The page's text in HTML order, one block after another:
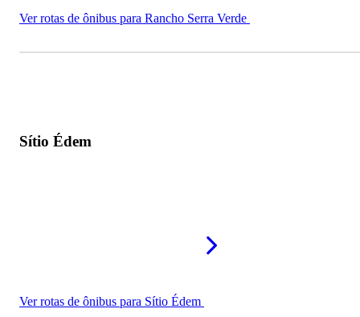
Ver rotas de ônibus para Rancho Serra Verde
Sítio Édem
Ver rotas de ônibus para Sítio Édem